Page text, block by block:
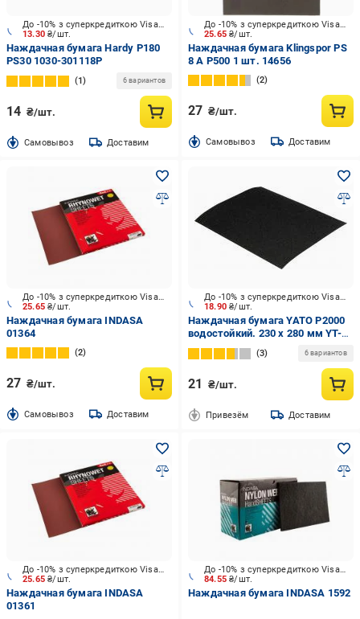
13.30₴/шт.
До -10% з суперкредиткою Visa Вигода
Наждачная бумага Hardy P180
PS30 1030-301118P
1 6 вариантов
14 ₴/шт.
Cамовывоз Доставим
25.65₴/шт.
До -10% з суперкредиткою Visa Вигода
Наждачная бумага Klingspor PS
8 A P500 1 шт. 14656
2
27 ₴/шт.
Cамовывоз Доставим
25.65₴/шт.
До -10% з суперкредиткою Visa Вигода
Наждачная бумага INDASA
01364
2
27 ₴/шт.
Cамовывоз Доставим
18.90₴/шт.
До -10% з суперкредиткою Visa Вигода
Наждачная бумага YATO P2000
водостойкий. 230 х 280 мм YT-
8418
3 6 вариантов
21 ₴/шт.
Привезём Доставим
25.65₴/шт.
До -10% з суперкредиткою Visa Вигода
Наждачная бумага INDASA
01361
84.55₴/шт.
До -10% з суперкредиткою Visa Вигода
Наждачная бумага INDASA 1592